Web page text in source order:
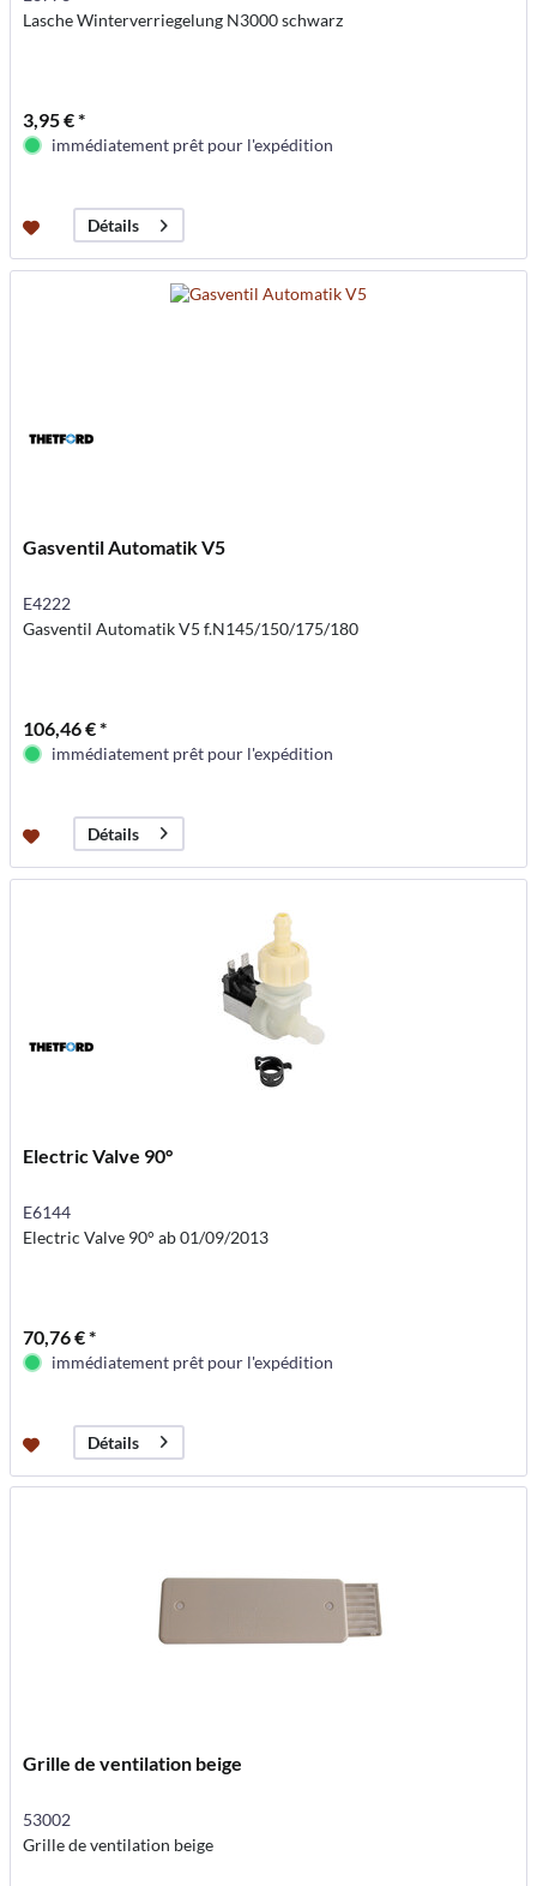
Lasche Winterverriegelung N3000 schwarz
3,95 € *
immédiatement prêt pour l'expédition
Détails
Gasventil Automatik V5
E4222
Gasventil Automatik V5 f.N145/150/175/180
106,46 € *
immédiatement prêt pour l'expédition
Détails
Electric Valve 90°
E6144
Electric Valve 90° ab 01/09/2013
70,76 € *
immédiatement prêt pour l'expédition
Détails
Grille de ventilation beige
53002
Grille de ventilation beige